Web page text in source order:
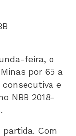
feira, o
por 65 a
e
NBB 2018-
Com